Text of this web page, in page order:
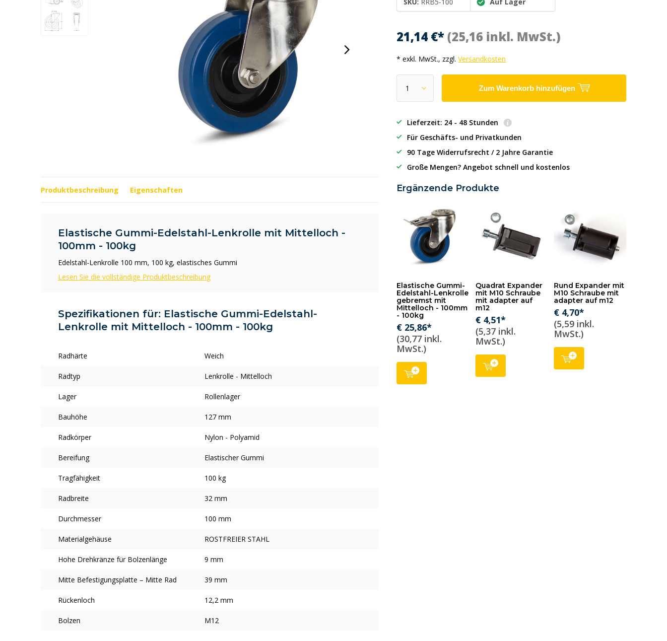
21,14 €* (25,16 inkl. MwSt.)
* exkl. MwSt., zzgl.Versandkosten
Zum Warenkorb hinzufügen
Lieferzeit: 24 - 48 Stunden
Für Geschäfts- und Privatkunden
90 Tage Widerrufsrecht / 2 Jahre Garantie
Große Mengen? Angebot schnell und kostenlos
Produktbeschreibung Eigenschaften
Elastische Gummi-Edelstahl-Lenkrolle mit Mittelloch -
100mm - 100kg
Edelstahl-Lenkrolle 100 mm, 100 kg, elastisches Gummi
Lesen Sie die vollständige Produktbeschreibung
Spezifikationen für: Elastische Gummi-Edelstahl-
Lenkrolle mit Mittelloch - 100mm - 100kg
Radhärte Weich
Radtyp Lenkrolle - Mittelloch
Lager Rollenlager
Bauhöhe 127 mm
Radkörper Nylon - Polyamid
Bereifung Elastischer Gummi
Tragfähigkeit 100 kg
Radbreite 32 mm
Durchmesser 100 mm
Materialgehäuse ROSTFREIER STAHL
Hohe Drehkränze für Bolzenlänge 9 mm
Mitte Befestigungsplatte – Mitte Rad 39 mm
Rückenloch 12,2 mm
Bolzen M12
Ergänzende Produkte
Elastische Gummi-
Edelstahl-Lenkrolle
gebremst mit
Mittelloch - 100mm
- 100kg
€ 25,86*
(30,77 inkl.
MwSt.)
Quadrat Expander
mit M10 Schraube
mit adapter auf
m12
€ 4,51*
(5,37 inkl.
MwSt.)
Rund Expander mit
M10 Schraube mit
adapter auf m12
€ 4,70*
(5,59 inkl.
MwSt.)